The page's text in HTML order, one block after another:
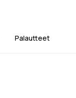
Palautteet